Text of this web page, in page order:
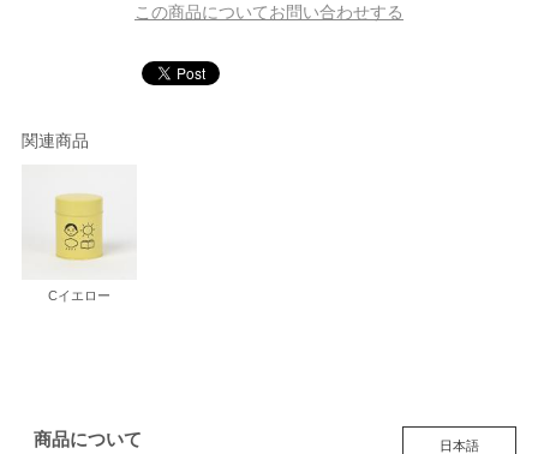
この商品についてお問い合わせする
関連商品
Cイエロー
商品について 日本語